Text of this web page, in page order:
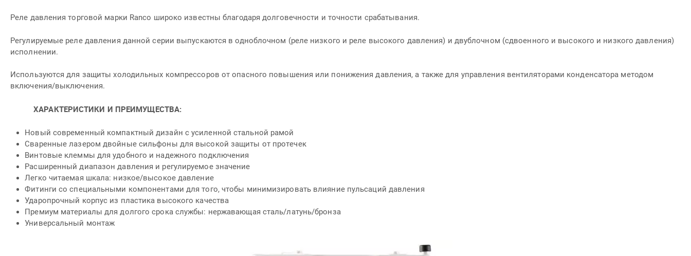
Реле давления торговой марки Ranco широко известны благодаря долговечности и точности срабатывания.
Регулируемые реле давления данной серии выпускаются в одноблочном (реле низкого и реле высокого давления) и двублочном (сдвоенного и высокого и низкого давления)
исполнении.
Используются для защиты холодильных компрессоров от опасного повышения или понижения давления, а также для управления вентиляторами конденсатора методом
включения/выключения.
ХАРАКТЕРИСТИКИ И ПРЕИМУЩЕСТВА:
Новый современный компактный дизайн с усиленной стальной рамой
Сваренные лазером двойные сильфоны для высокой защиты от протечек
Винтовые клеммы для удобного и надежного подключения
Расширенный диапазон давления и регулируемое значение
Легко читаемая шкала: низкое/высокое давление
Фитинги со специальными компонентами для того, чтобы минимизировать влияние пульсаций давления
Ударопрочный корпус из пластика высокого качества
Премиум материалы для долгого срока службы: нержавающая сталь/латунь/бронза
Универсальный монтаж